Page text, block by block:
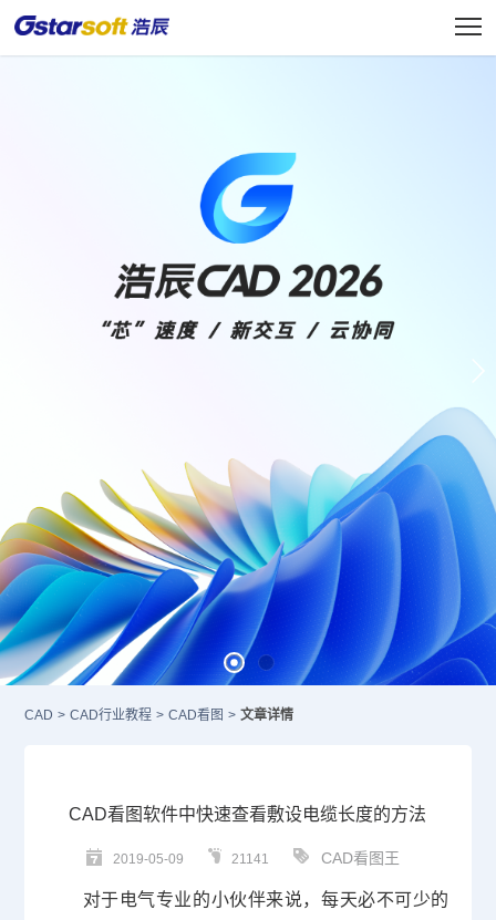
CAD > CAD行业教程 > CAD看图 > 文章详情
CAD看图软件中快速查看敷设电缆长度的方法
2019-05-09 21141 CAD看图王
对于电气专业的小伙伴来说，每天必不可少的